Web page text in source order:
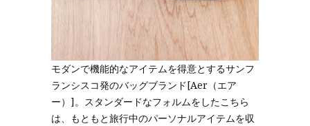
モダンで機能的なアイテムを得意とするサンフ
ランシスコ発のバッグブランド[Aer（エア
ー）]。スタンダードなフォルムをしたこちら
は、もともと旅行中のパーソナルアイテムを収